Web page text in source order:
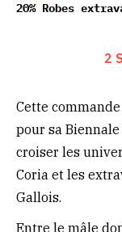
20% Robes
2
Cette
pour sa
croiser les
Coria et les
Gallois.
Entre le mâle